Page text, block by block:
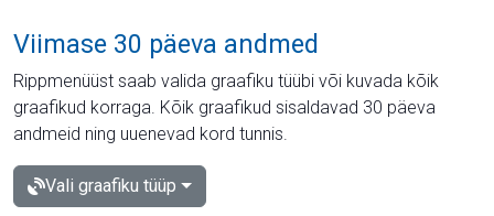
Viimase 30 päeva andmed
Rippmenüüst saab valida graafiku tüübi või kuvada kõik
graafikud korraga. Kõik graafikud sisaldavad 30 päeva
andmeid ning uuenevad kord tunnis.
Vali graafiku tüüp